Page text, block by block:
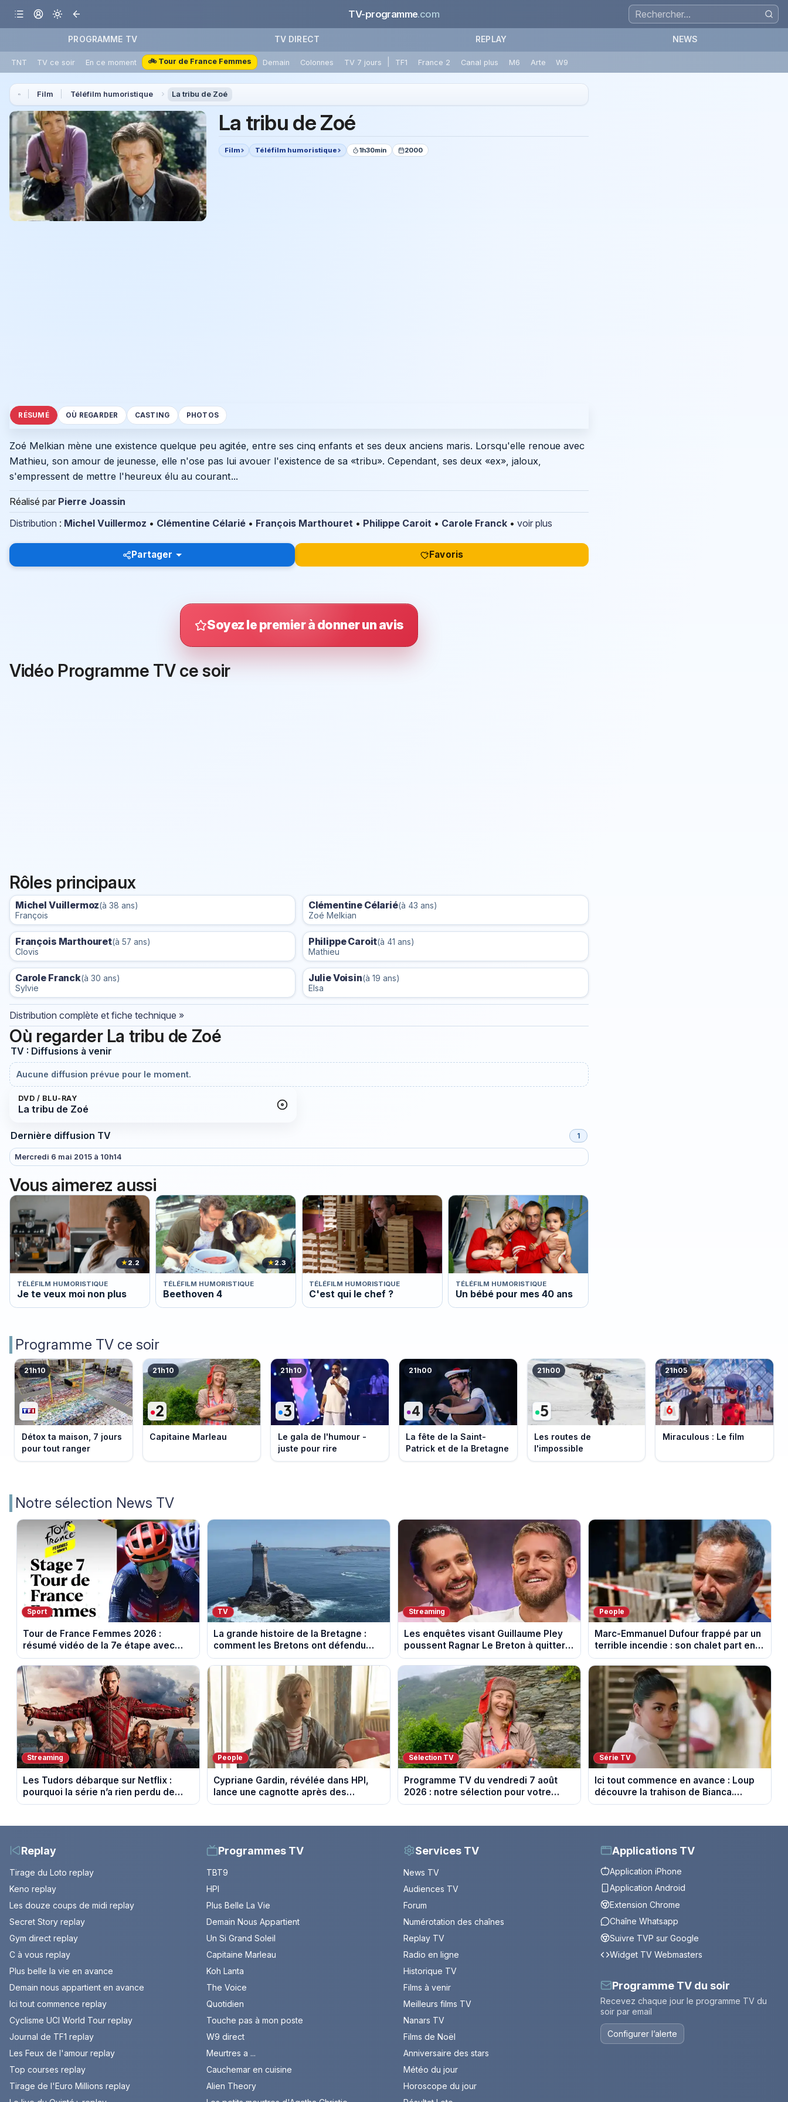
TV-programme.com
PROGRAMME TV TV DIRECT REPLAY NEWS
TNT TV ce soir En ce moment 🚲 Tour de France Femmes Demain Colonnes TV 7 jours TF1 France 2 Canal plus M6 Arte W9
Film Téléfilm humoristique La tribu de Zoé
La tribu de Zoé
Film Téléfilm humoristique 1h30min 2000
RÉSUMÉ OÙ REGARDER CASTING PHOTOS
Zoé Melkian mène une existence quelque peu agitée, entre ses cinq enfants et ses deux anciens maris. Lorsqu'elle renoue avec
Mathieu, son amour de jeunesse, elle n'ose pas lui avouer l'existence de sa «tribu». Cependant, ses deux «ex», jaloux,
s'empressent de mettre l'heureux élu au courant...
Réalisé par Pierre Joassin
Distribution : Michel Vuillermoz • Clémentine Célarié • François Marthouret • Philippe Caroit • Carole Franck • voir plus
Partager Favoris
Soyez le premier à donner un avis
Vidéo Programme TV ce soir
Rôles principaux
Michel Vuillermoz(à 38 ans)
François
Clémentine Célarié(à 43 ans)
Zoé Melkian
François Marthouret(à 57 ans)
Clovis
Philippe Caroit(à 41 ans)
Mathieu
Carole Franck(à 30 ans)
Sylvie
Julie Voisin(à 19 ans)
Elsa
Distribution complète et fiche technique »
Où regarder La tribu de Zoé
TV : Diffusions à venir
Aucune diffusion prévue pour le moment.
DVD / BLU-RAY
La tribu de Zoé
Dernière diffusion TV 1
Mercredi 6 mai 2015 à 10h14
Vous aimerez aussi
★2.2
TÉLÉFILM HUMORISTIQUE
Je te veux moi non plus
★2.3
TÉLÉFILM HUMORISTIQUE
Beethoven 4
TÉLÉFILM HUMORISTIQUE
C'est qui le chef ?
TÉLÉFILM HUMORISTIQUE
Un bébé pour mes 40 ans
Programme TV ce soir
21h10
Détox ta maison, 7 jours
pour tout ranger
21h10
Capitaine Marleau
21h10
Le gala de l'humour -
juste pour rire
21h00
La fête de la Saint-
Patrick et de la Bretagne
21h00
Les routes de
l'impossible
21h05
Miraculous : Le film
Notre sélection News TV
Sport
Tour de France Femmes 2026 :
résumé vidéo de la 7e étape avec
l'ascension du Mont Ventoux
TV
La grande histoire de la Bretagne :
comment les Bretons ont défendu
leur culture au fil des décennies
Streaming
Les enquêtes visant Guillaume Pley
poussent Ragnar Le Breton à quitter
la tournée Legend
People
Marc-Emmanuel Dufour frappé par un
terrible incendie : son chalet part en
fumée
Streaming
Les Tudors débarque sur Netflix :
pourquoi la série n’a rien perdu de
son pouvoir
People
Cypriane Gardin, révélée dans HPI,
lance une cagnotte après des
difficultés financières
Sélection TV
Programme TV du vendredi 7 août
2026 : notre sélection pour votre
soirée télé
Série TV
Ici tout commence en avance : Loup
découvre la trahison de Bianca.
Episode du 10 août 2026 (spoiler)
Replay
Tirage du Loto replay
Keno replay
Les douze coups de midi replay
Secret Story replay
Gym direct replay
C à vous replay
Plus belle la vie en avance
Demain nous appartient en avance
Ici tout commence replay
Cyclisme UCI World Tour replay
Journal de TF1 replay
Les Feux de l'amour replay
Top courses replay
Tirage de l'Euro Millions replay
Programmes TV
TBT9
HPI
Plus Belle La Vie
Demain Nous Appartient
Un Si Grand Soleil
Capitaine Marleau
Koh Lanta
The Voice
Quotidien
Touche pas à mon poste
W9 direct
Meurtres a ...
Cauchemar en cuisine
Alien Theory
Services TV
News TV
Audiences TV
Forum
Numérotation des chaînes
Replay TV
Radio en ligne
Historique TV
Films à venir
Meilleurs films TV
Nanars TV
Films de Noël
Anniversaire des stars
Météo du jour
Horoscope du jour
Applications TV
Application iPhone
Application Android
Extension Chrome
Chaîne Whatsapp
Suivre TVP sur Google
Widget TV Webmasters
Programme TV du soir
Recevez chaque jour le programme TV du
soir par email
Configurer l’alerte